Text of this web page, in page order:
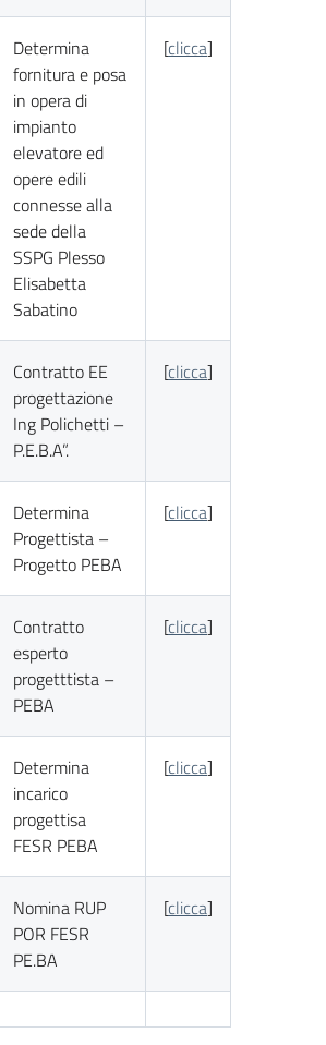
Determina
fornitura e posa
in opera di
impianto
elevatore ed
opere edili
connesse alla
sede della
SSPG Plesso
Elisabetta
Sabatino
[clicca]
Contratto EE
progettazione
Ing Polichetti –
P.E.B.A”.
[clicca]
Determina
Progettista –
Progetto PEBA
[clicca]
Contratto
esperto
progetttista –
PEBA
[clicca]
Determina
incarico
progettisa
FESR PEBA
[clicca]
Nomina RUP
POR FESR
PE.BA
[clicca]